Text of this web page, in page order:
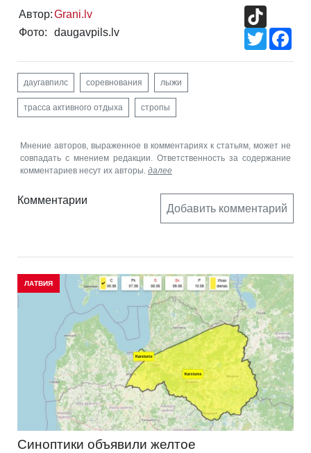
Автор:Grani.lv
Фото:
daugavpils.lv
Twitter
даугавпилс соревнования лыжи
трасса активного отдыха стропы
Мнение авторов, выраженное в комментариях к статьям, может не
совпадать с мнением редакции. Ответственность за содержание
комментариев несут их авторы. далее
Комментарии
Добавить комментарий
ЛАТВИЯ
Синоптики объявили желтое